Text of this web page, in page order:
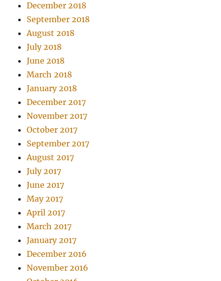
December 2018
September 2018
August 2018
July 2018
June 2018
March 2018
January 2018
December 2017
November 2017
October 2017
September 2017
August 2017
July 2017
June 2017
May 2017
April 2017
March 2017
January 2017
December 2016
November 2016